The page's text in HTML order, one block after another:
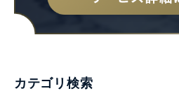
カテゴリ検索